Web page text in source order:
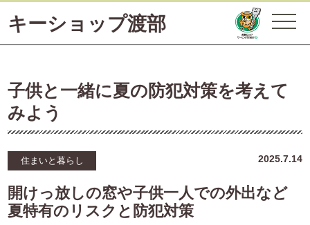
キーショップ渡部
子供と一緒に夏の防犯対策を考えて
みよう
住まいと暮らし 2025.7.14
開けっ放しの窓や子供一人での外出など
夏特有のリスクと防犯対策